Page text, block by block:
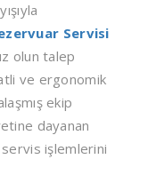
Servisi
olun talep
ve ergonomik
ekip
dayanan
servis işlemlerini